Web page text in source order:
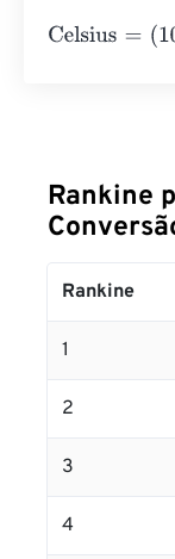
Celsius
10
Rankine
Rankine
1
2
3
4